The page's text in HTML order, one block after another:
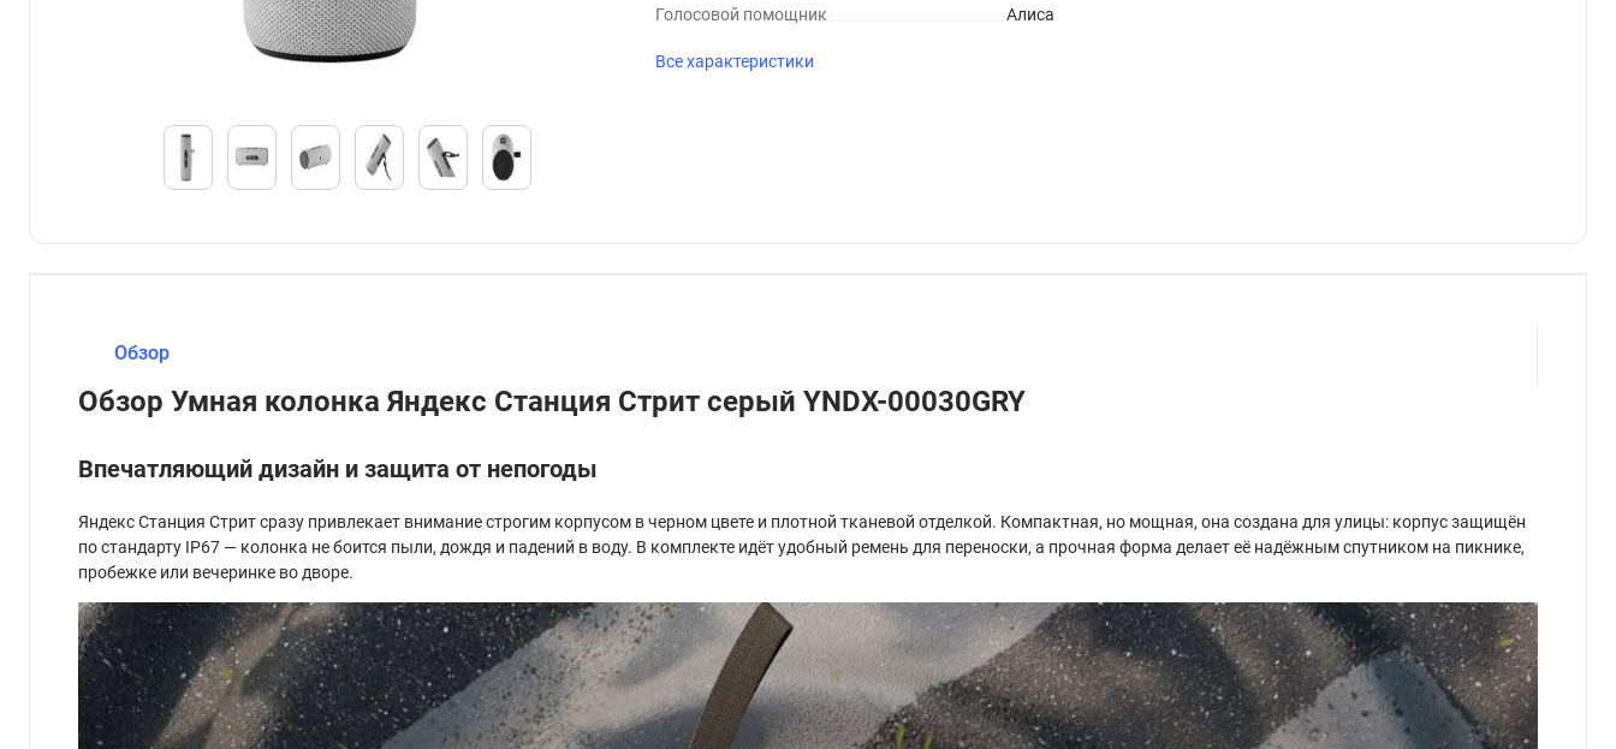
Голосовой помощник Алиса
Все характеристики
Обзор
Обзор Умная колонка Яндекс Станция Стрит серый YNDX-00030GRY
Впечатляющий дизайн и защита от непогоды
Яндекс Станция Стрит сразу привлекает внимание строгим корпусом в черном цвете и плотной тканевой отделкой. Компактная, но мощная, она создана для улицы: корпус защищён
по стандарту IP67 — колонка не боится пыли, дождя и падений в воду. В комплекте идёт удобный ремень для переноски, а прочная форма делает её надёжным спутником на пикнике,
пробежке или вечеринке во дворе.